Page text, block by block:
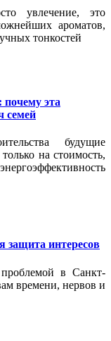
увлечение, это
ароматов,
тонкостей
эта
семей
будущие
на стоимость,
защита интересов
в Санкт-
времени, нервов и